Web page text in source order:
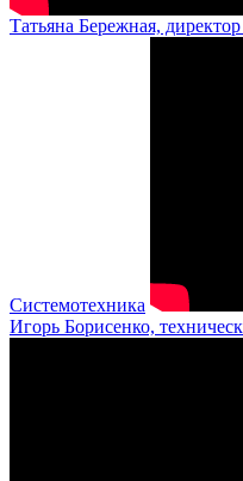
Татьяна Бережная,
Системотехника
Игорь Борисенко,